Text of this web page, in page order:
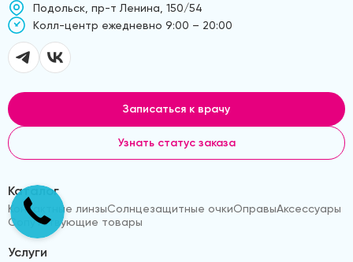
Подольск, пр-т Ленина, 150/54
Kолл-центр ежедневно 9:00 – 20:00
Записаться к врачу
Узнать статус заказа
Каталог
Контактные линзыСолнцезащитные очкиОправыАксессуары
Сопутствующие товары
Услуги